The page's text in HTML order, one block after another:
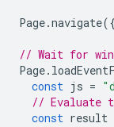
Page.navigate({
// Wait for
Page.
const js =
// Evaluate
const result